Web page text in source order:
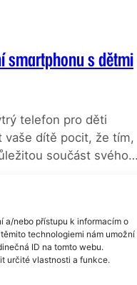
a/nebo přístupu k informacím o
technologiemi nám umožní
ID na tomto webu.
určité vlastnosti a funkce.
smartphonu s dětmi
telefon pro děti
vaše dítě pocit, že tím,
součást svého
naprosto v pořádku to